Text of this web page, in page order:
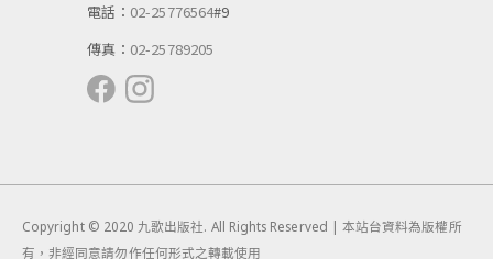
電話： 02-25776564#9
傳真： 02-25789205
Copyright © 2020 九歌出版社. All Rights Reserved | 本站台資料為版權所
有，非經同意請勿作任何形式之轉載使用